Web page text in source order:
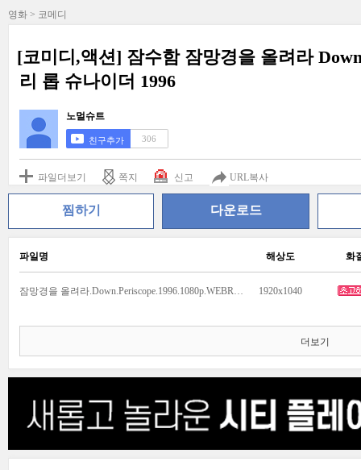
영화 > 코메디
[코미디,액션] 잠수함 잠망경을 올려라
리 롭 슈나이더 1996
노멀슈트
친구추가 306
파일더보기 쪽지 신고 URL복사
찜하기 다운로드
파일명 해상도 화
잠망경을 올려라.Down.Periscope.1996.1080p.WEBRip.DD2.0.x264-Web4HD.mkv 1920x1040
더보기